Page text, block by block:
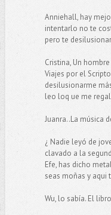
Anniehall, hay
intentarlo no te
pero te
Cristina, Un
Viajes por el
desilusionarme
leo loq ue me
Juanra..La música
¿ Nadie leyó de
clavado a la
Efe, has dicho
seas moñas y aqui
Wu, lo sabía. El